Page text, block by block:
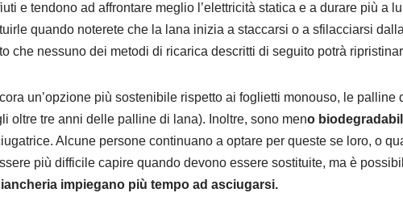
e tendono ad affrontare meglio l’elettricità statica e a durare più a
quando noterete che la lana inizia a staccarsi o a sfilacciarsi
che nessuno dei metodi di ricarica descritti di seguito potrà
un’opzione più sostenibile rispetto ai foglietti monouso, le palline
oltre tre anni delle palline di lana). Inoltre, sono meno
Alcune persone continuano a optare per queste se loro, o
più difficile capire quando devono essere sostituite, ma è
impiegano più tempo ad asciugarsi.